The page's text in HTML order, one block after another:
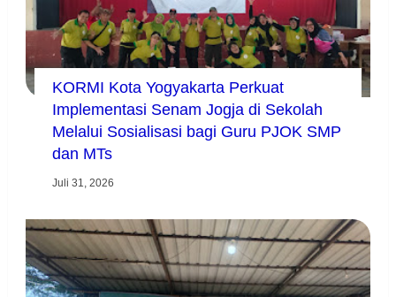
KORMI Kota Yogyakarta Perkuat
Implementasi Senam Jogja di Sekolah
Melalui Sosialisasi bagi Guru PJOK SMP
dan MTs
Juli 31, 2026